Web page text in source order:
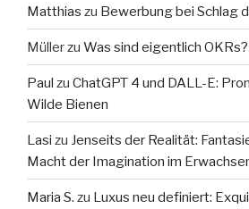
Matthias zu Bewerbung bei Schlag
Müllerzu Was sind eigentlich OKRs?
Paul zu ChatGPT 4 und DALL-E:
Wilde Bienen
Lasi zu Jenseits der Realität:
Macht der Imagination im
Maria S. zu Luxus neu definiert: